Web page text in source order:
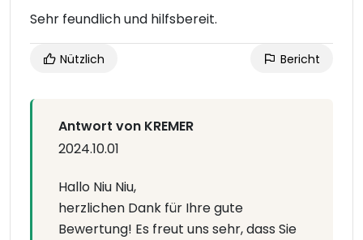
Sehr feundlich und hilfsbereit.
Nützlich Bericht
Antwort von KREMER
2024.10.01
Hallo Niu Niu,
herzlichen Dank für Ihre gute
Bewertung! Es freut uns sehr, dass Sie